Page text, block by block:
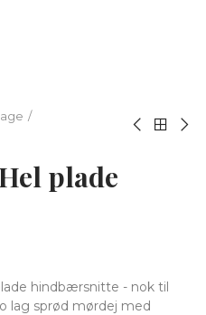
plade
hindbærsnitte - nok til
lag sprød mørdej med